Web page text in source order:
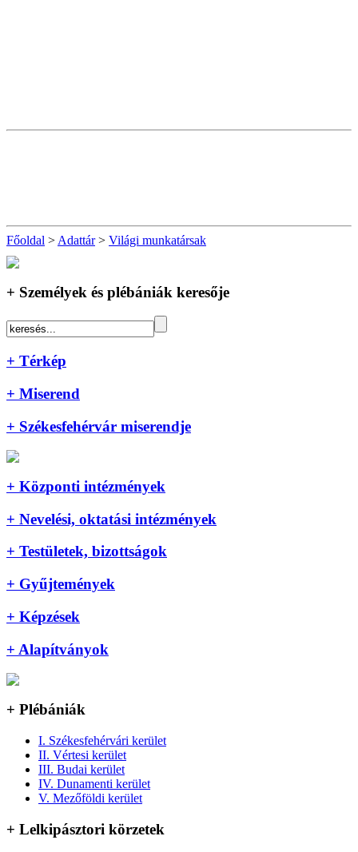
Főoldal > Adattár> Világi munkatársak
+ Személyek és plébániák keresője
+ Térkép
+ Miserend
+ Székesfehérvár miserendje
+ Központi intézmények
+ Nevelési, oktatási intézmények
+ Testületek, bizottságok
+ Gyűjtemények
+ Képzések
+ Alapítványok
+ Plébániák
I. Székesfehérvári kerület
II. Vértesi kerület
III. Budai kerület
IV. Dunamenti kerület
V. Mezőföldi kerület
+ Lelkipásztori körzetek